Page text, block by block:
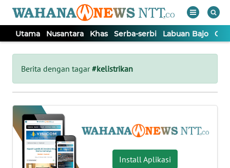
Utama Nusantara Khas Serba-serbi Labuan Bajo
Berita dengan tagar#kelistrikan
Install Aplikasi
Tutup
UTAMA
NUSANTARA
KHAS